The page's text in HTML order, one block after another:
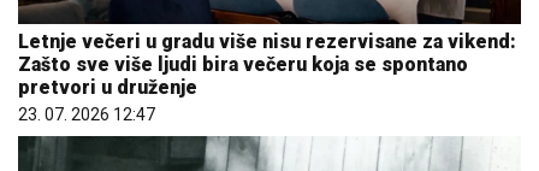
Marija (3) se igrala u dvorištu i samo je nestala: Posle
42 godine otac je pronašao, zanemeo je kada je saznao
gde je bila
06. 08. 2026 09:39